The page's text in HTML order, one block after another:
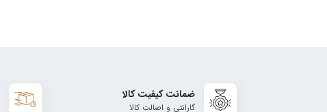
ضمانت کیفیت کالا
گارانتی و اصالت کالا